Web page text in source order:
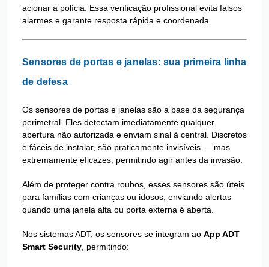
acionar a polícia. Essa verificação profissional evita falsos
alarmes e garante resposta rápida e coordenada.
Sensores de portas e janelas: sua primeira linha
de defesa
Os sensores de portas e janelas são a base da segurança
perimetral. Eles detectam imediatamente qualquer
abertura não autorizada e enviam sinal à central. Discretos
e fáceis de instalar, são praticamente invisíveis — mas
extremamente eficazes, permitindo agir antes da invasão.
Além de proteger contra roubos, esses sensores são úteis
para famílias com crianças ou idosos, enviando alertas
quando uma janela alta ou porta externa é aberta.
Nos sistemas ADT, os sensores se integram ao App ADT
Smart Security , permitindo: